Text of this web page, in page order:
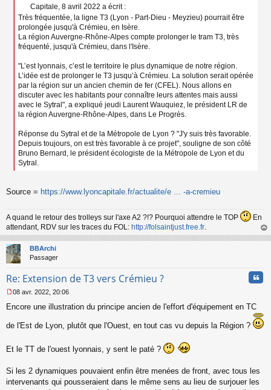
Capitale, 8 avril 2022 a écrit :
Très fréquentée, la ligne T3 (Lyon - Part-Dieu - Meyzieu) pourrait être
prolongée jusqu'à Crémieu, en Isère.
La région Auvergne-Rhône-Alpes compte prolonger le tram T3, très
fréquenté, jusqu'à Crémieu, dans l'Isère.
"L’est lyonnais, c’est le territoire le plus dynamique de notre région.
L’idée est de prolonger le T3 jusqu’à Crémieu. La solution serait opérée
par la région sur un ancien chemin de fer (CFEL). Nous allons en
discuter avec les habitants pour connaître leurs attentes mais aussi
avec le Sytral", a expliqué jeudi Laurent Wauquiez, le président LR de
la région Auvergne-Rhône-Alpes, dans Le Progrès.
Réponse du Sytral et de la Métropole de Lyon ? "J'y suis très favorable.
Depuis toujours, on est très favorable à ce projet", souligne de son côté
Bruno Bernard, le président écologiste de la Métropole de Lyon et du
Sytral.
Source = https://www.lyoncapitale.fr/actualite/e ... -a-cremieu
A quand le retour des trolleys sur l'axe A2 ?!? Pourquoi attendre le TOP
En
attendant, RDV sur les traces du FOL: http://folsaintjust.free.fr.
au
BBArchi
Passager
Re: Extension de T3 vers Crémieu ?
e
s
e
n
08 avr. 2022, 20:06
Encore une illustration du principe ancien de l'effort d'équipement en TC
de l'Est de Lyon, plutôt que l'Ouest, en tout cas vu depuis la Région ?
Et le TT de l'ouest lyonnais, y sent le paté ?
Si les 2 dynamiques pouvaient enfin être menées de front, avec tous les
intervenants qui pousseraient dans le même sens au lieu de surjouer les